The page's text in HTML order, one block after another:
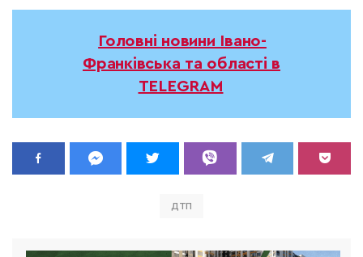
Головні новини Івано-
Франківська та області в
TELEGRAM
ДТП